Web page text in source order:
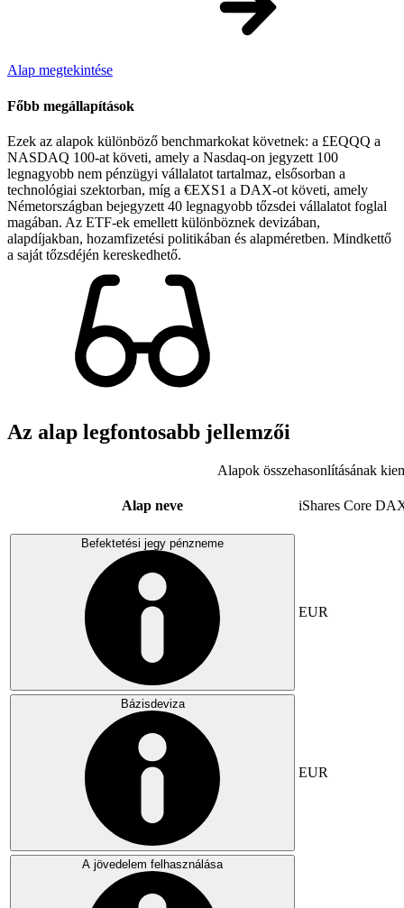
Alap megtekintése
Főbb megállapítások
Ezek az alapok különböző benchmarkokat követnek: a £EQQQ a
NASDAQ 100-at követi, amely a Nasdaq-on jegyzett 100
legnagyobb nem pénzügyi vállalatot tartalmaz, elsősorban a
technológiai szektorban, míg a €EXS1 a DAX-ot követi, amely
Németországban bejegyzett 40 legnagyobb tőzsdei vállalatot foglal
magában. Az ETF-ek emellett különböznek devizában,
alapdíjakban, hozamfizetési politikában és alapméretben. Mindkettő
a saját tőzsdéjén kereskedhető.
Az alap legfontosabb jellemzői
Alapok összehasonlításának
Alap neve iShares Core
Befektetési jegy pénzneme
EUR
Bázisdeviza
EUR
A jövedelem felhasználása